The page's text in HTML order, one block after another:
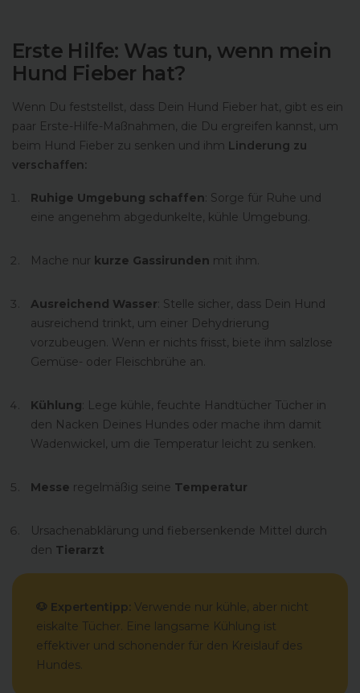
Erste Hilfe: Was tun, wenn mein
Hund Fieber hat?
Wenn Du feststellst, dass Dein Hund Fieber hat, gibt es ein
paar Erste-Hilfe-Maßnahmen, die Du ergreifen kannst, um
beim Hund Fieber zu senken und ihm Linderung zu
verschaffen:
Ruhige Umgebung schaffen: Sorge für Ruhe und
eine angenehm abgedunkelte, kühle Umgebung.
Mache nur kurze Gassirunden mit ihm.
Ausreichend Wasser: Stelle sicher, dass Dein Hund
ausreichend trinkt, um einer Dehydrierung
vorzubeugen. Wenn er nichts frisst, biete ihm salzlose
Gemüse- oder Fleischbrühe an.
Kühlung: Lege kühle, feuchte Handtücher Tücher in
den Nacken Deines Hundes oder mache ihm damit
Wadenwickel, um die Temperatur leicht zu senken.
Messe regelmäßig seine Temperatur
Ursachenabklärung und fiebersenkende Mittel durch
den Tierarzt
🐶 Expertentipp: Verwende nur kühle, aber nicht
eiskalte Tücher. Eine langsame Kühlung ist
effektiver und schonender für den Kreislauf des
Hundes.